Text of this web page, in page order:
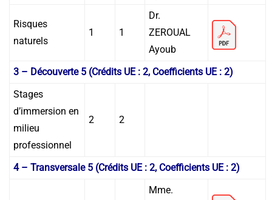
Risques
naturels
1 1
Dr.
ZEROUAL
Ayoub
3 – Découverte 5 (Crédits UE : 2, Coefficients UE : 2)
Stages
d’immersion en
milieu
professionnel
2 2
4 – Transversale 5 (Crédits UE : 2, Coefficients UE : 2)
Mme.